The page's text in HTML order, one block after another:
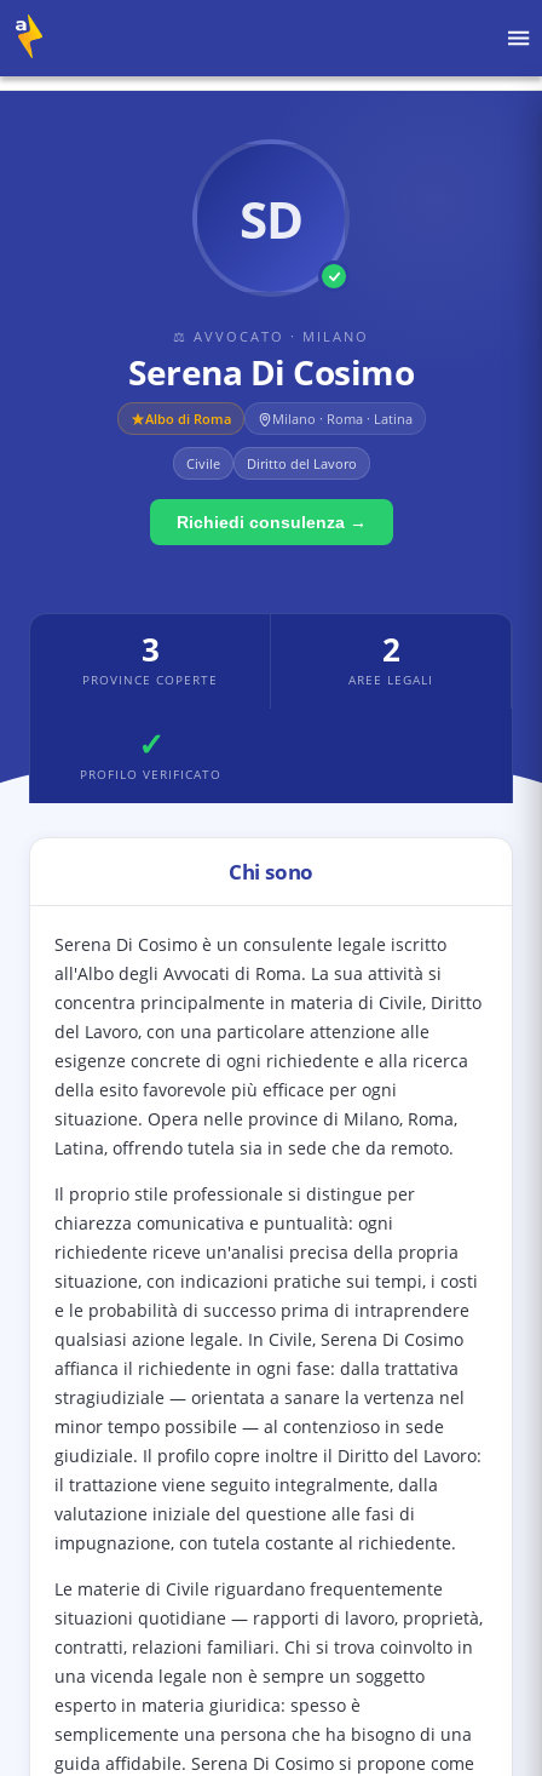
SD
⚖ AVVOCATO · MILANO
Serena Di Cosimo
Albo di Roma Milano · Roma · Latina
Civile Diritto del Lavoro
Richiedi consulenza →
3
PROVINCE COPERTE
2
AREE LEGALI
✓
PROFILO VERIFICATO
Chi sono
Serena Di Cosimo è un consulente legale iscritto
all'Albo degli Avvocati di Roma. La sua attività si
concentra principalmente in materia di Civile, Diritto
del Lavoro, con una particolare attenzione alle
esigenze concrete di ogni richiedente e alla ricerca
della esito favorevole più efficace per ogni
situazione. Opera nelle province di Milano, Roma,
Latina, offrendo tutela sia in sede che da remoto.
Il proprio stile professionale si distingue per
chiarezza comunicativa e puntualità: ogni
richiedente riceve un'analisi precisa della propria
situazione, con indicazioni pratiche sui tempi, i costi
e le probabilità di successo prima di intraprendere
qualsiasi azione legale. In Civile, Serena Di Cosimo
affianca il richiedente in ogni fase: dalla trattativa
stragiudiziale — orientata a sanare la vertenza nel
minor tempo possibile — al contenzioso in sede
giudiziale. Il profilo copre inoltre il Diritto del Lavoro:
il trattazione viene seguito integralmente, dalla
valutazione iniziale del questione alle fasi di
impugnazione, con tutela costante al richiedente.
Le materie di Civile riguardano frequentemente
situazioni quotidiane — rapporti di lavoro, proprietà,
contratti, relazioni familiari. Chi si trova coinvolto in
una vicenda legale non è sempre un soggetto
esperto in materia giuridica: spesso è
semplicemente una persona che ha bisogno di una
guida affidabile. Serena Di Cosimo si propone come